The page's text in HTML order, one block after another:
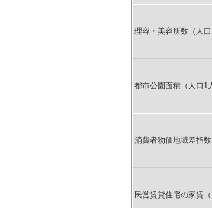
理容・美容所数（人口
都市公園面積（人口1
消費者物価地域差指数
民営賃貸住宅の家賃